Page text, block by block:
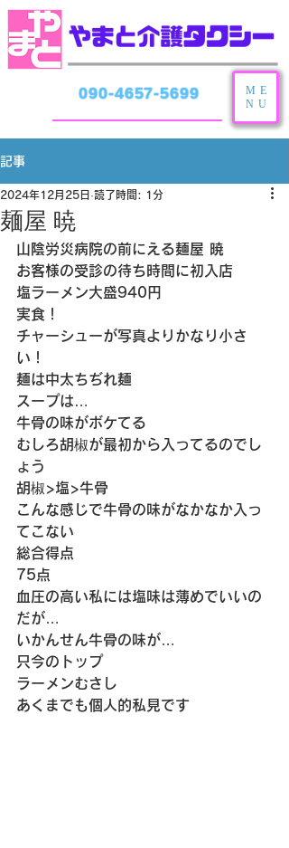
090-4657-5699
ME
NU
記事
麺屋 暁
2024年12月25日 読了時間: 1分
山陰労災病院の前にえる麺屋 暁
お客様の受診の待ち時間に初入店
塩ラーメン大盛940円
実食！
チャーシューが写真よりかなり小さ
い！
麺は中太ちぢれ麺
スープは…
牛骨の味がボケてる
むしろ胡椒が最初から入ってるのでし
ょう
胡椒>塩>牛骨
こんな感じで牛骨の味がなかなか入っ
てこない
総合得点
75点
血圧の高い私には塩味は薄めでいいの
だが…
いかんせん牛骨の味が…
只今のトップ
ラーメンむさし
あくまでも個人的私見です